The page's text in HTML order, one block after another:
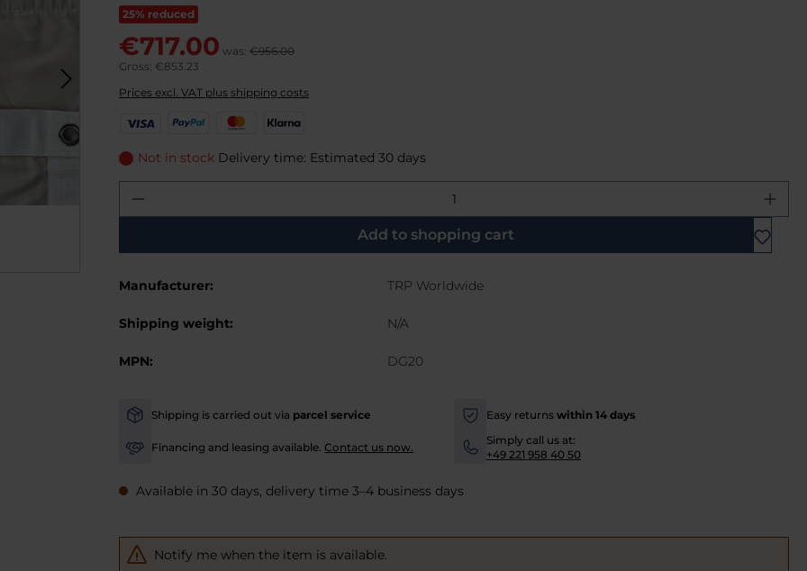
25% reduced
€717.00 was: €956.00
Gross: €853.23
Prices excl. VAT plus shipping costs
s
P
y
l
s
r
a
K
a
a
Not in stock Delivery time: Estimated 30 days
Product Quantity: Enter the desired amount or use the
Add to shopping cart
Manufacturer: TRP Worldwide
Shipping weight: N/A
MPN: DG20
-
Shipping is carried out via parcel service
-
Easy returns within 14 days
-
Financing and leasing available. Contact us now.
-
Simply call us at:
+49 221 958 40 50
Available in 30 days, delivery time 3–4 business days
Notify me when the item is available.